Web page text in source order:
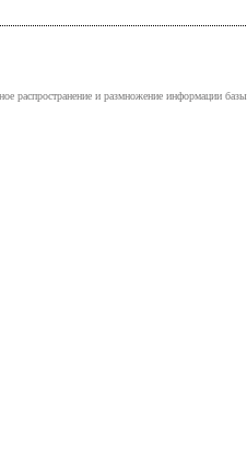
распространение и размножение информации